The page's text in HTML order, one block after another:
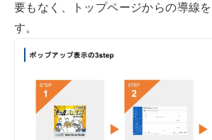
要もなく、トップページからの導線
す。